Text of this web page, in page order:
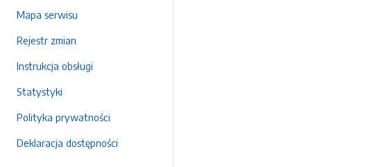
Mapa serwisu
Rejestr zmian
Instrukcja obsługi
Statystyki
Polityka prywatności
Deklaracja dostępności